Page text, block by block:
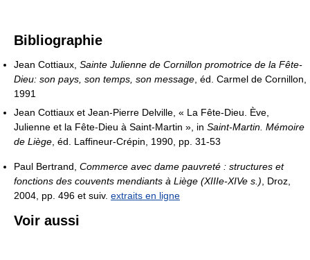
Bibliographie
Jean Cottiaux, Sainte Julienne de Cornillon promotrice de la Fête-
Dieu: son pays, son temps, son message , éd. Carmel de Cornillon,
1991
Jean Cottiaux et Jean-Pierre Delville, « La Fête-Dieu. Ève,
Julienne et la Fête-Dieu à Saint-Martin », in Saint-Martin. Mémoire
de Liège , éd. Laffineur-Crépin, 1990, pp. 31-53
Paul Bertrand, Commerce avec dame pauvreté : structures et
fonctions des couvents mendiants à Liège (XIIIe-XIVe s.) , Droz,
2004, pp. 496 et suiv. extraits en ligne
Voir aussi